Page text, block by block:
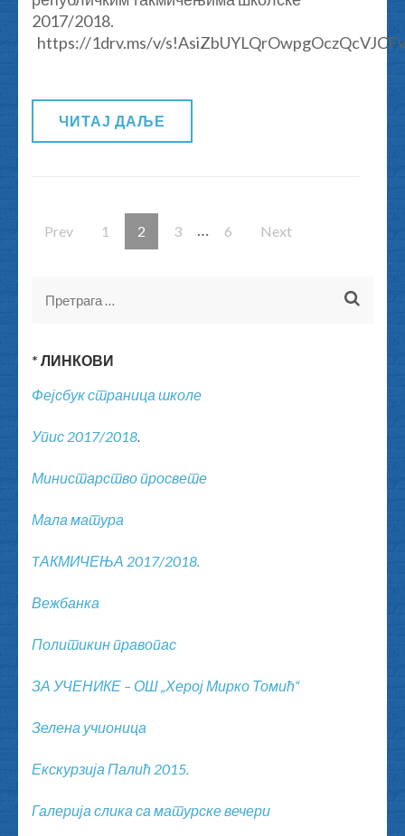
2017/2018.
https://1drv.ms/v/
ЧИТАЈ ДАЉЕ
Кретање
чланака
Prev Page
1 Page
2 Page
3 … Page
6 Next
Претрага
* ЛИНКОВИ
Фејсбук страница школе
Упис 2017/2018.
Министарство просвете
Мала матура
TАКМИЧЕЊА 2017/2018.
Вежбанка
Политикин правопас
ЗА УЧЕНИКЕ – ОШ „Херој Мирко Томић“
Зелена учионица
Екскурзија Палић 2015.
Галерија слика са матурске вечери